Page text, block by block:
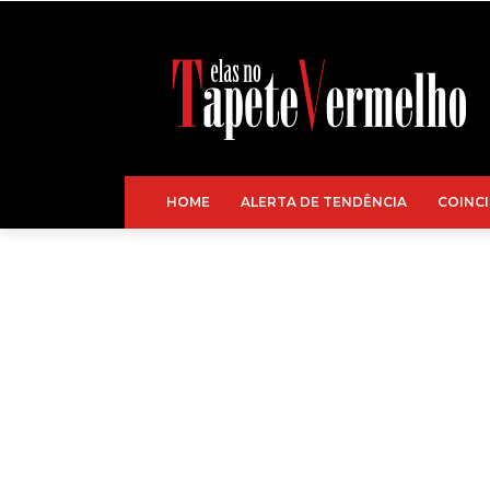
HOME ALERTA DE TENDÊNCIA